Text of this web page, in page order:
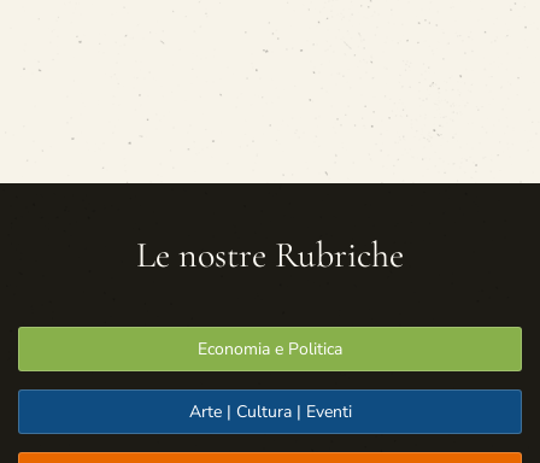
Le nostre Rubriche
Economia e Politica
Arte | Cultura | Eventi